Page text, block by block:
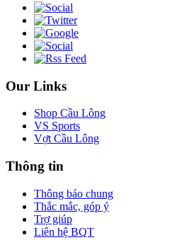
Our Links
Shop Cầu Lông
VS Sports
Vợt Cầu Lông
Thông tin
Thông báo chung
Thắc mắc, góp ý
Trợ giúp
Liên hệ BQT